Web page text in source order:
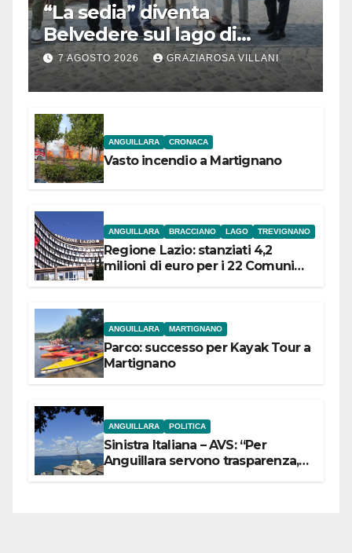
“La sedia” diventa
Belvedere sul lago di
Bracciano: ieri
l’inaugurazione
7 AGOSTO 2026 GRAZIAROSA VILLANI
ANGUILLARA CRONACA
Vasto incendio a Martignano
ANGUILLARA BRACCIANO LAGO TREVIGNANO
Regione Lazio: stanziati 4,2
milioni di euro per i 22 Comuni
ANGUILLARA MARTIGNANO
Parco: successo per Kayak Tour a
Martignano
ANGUILLARA POLITICA
Sinistra Italiana – AVS: “Per
Anguillara servono trasparenza,